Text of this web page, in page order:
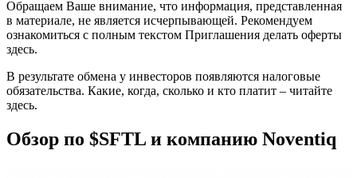
Обращаем Ваше внимание, что информация, представленная
в материале, не является исчерпывающей. Рекомендуем
ознакомиться с полным текстом Приглашения делать оферты
здесь.
В результате обмена у инвесторов появляются налоговые
обязательства. Какие, когда, сколько и кто платит – читайте
здесь.
Обзор по $SFTL и компанию Noventiq ⁠ ⁠